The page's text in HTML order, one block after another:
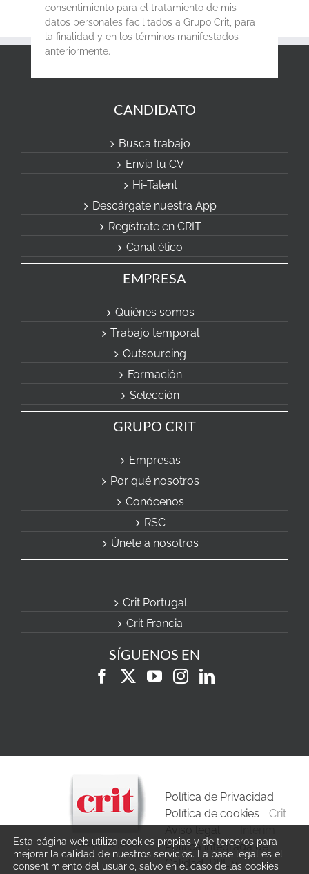
consentimiento para el tratamiento de mis
datos personales facilitados a Grupo Crit, para
la finalidad y en los términos manifestados
anteriormente.
CANDIDATO
Busca trabajo
Envia tu CV
Hi-Talent
Descárgate nuestra App
Regístrate en CRIT
Canal ético
EMPRESA
Quiénes somos
Trabajo temporal
Outsourcing
Formación
Selección
GRUPO CRIT
Empresas
Por qué nosotros
Conócenos
RSC
Únete a nosotros
Crit Portugal
Crit Francia
SÍGUENOS EN
Política de Privacidad
Política de cookies
Política integrada de
Calidad, PRL y
Crit
Esta página web utiliza cookies propias y de terceros para
mejorar la calidad de nuestros servicios. La base legal es el
consentimiento del usuario, salvo en el caso de las cookies